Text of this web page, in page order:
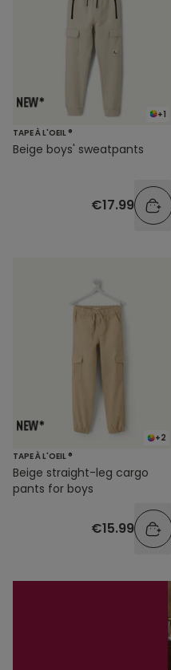
+1
TAPE À L'OEIL ®
Beige boys' sweatpants
€17.99
+2
TAPE À L'OEIL ®
Beige straight-leg cargo
pants for boys
€15.99